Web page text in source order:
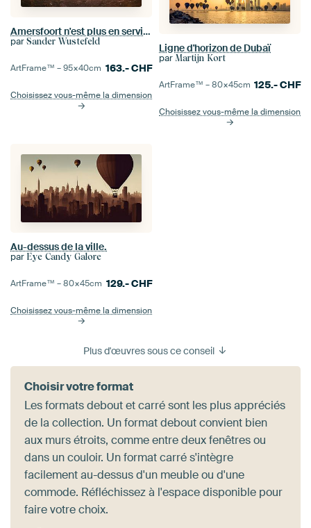
Amersfoort n'est plus en service
par Sander Wustefeld
ArtFrame™ –95×40cm 163.-CHF
Choisissez vous-même la dimension
Ligne d'horizon de Dubaï
par Martijn Kort
ArtFrame™ –80×45cm 125.-CHF
Choisissez vous-même la dimension
Au-dessus de la ville.
par Eye Candy Galore
ArtFrame™ –80×45cm 129.-CHF
Choisissez vous-même la dimension
Plus d'œuvres sous ce conseil
Choisir votre format
Les formats debout et carré sont les plus appréciés
de la collection. Un format debout convient bien
aux murs étroits, comme entre deux fenêtres ou
dans un couloir. Un format carré s'intègre
facilement au-dessus d'un meuble ou d'une
commode. Réfléchissez à l'espace disponible pour
faire votre choix.